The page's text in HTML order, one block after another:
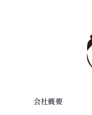
会社概要